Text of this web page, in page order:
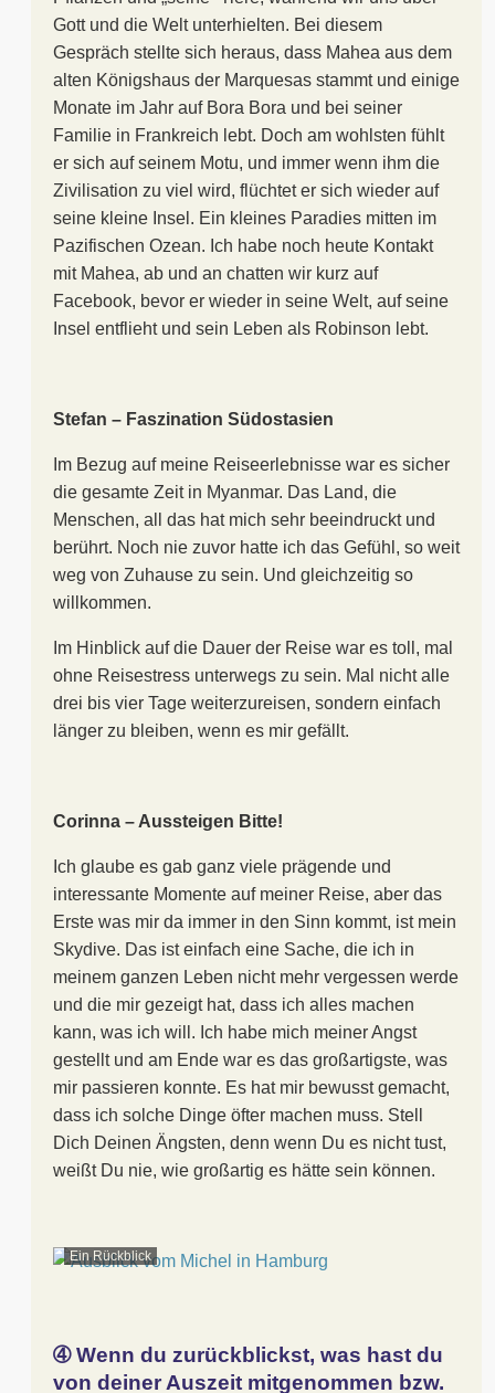
Gott und die Welt unterhielten. Bei diesem
Gespräch stellte sich heraus, dass Mahea aus dem
alten Königshaus der Marquesas stammt und einige
Monate im Jahr auf Bora Bora und bei seiner
Familie in Frankreich lebt. Doch am wohlsten fühlt
er sich auf seinem Motu, und immer wenn ihm die
Zivilisation zu viel wird, flüchtet er sich wieder auf
seine kleine Insel. Ein kleines Paradies mitten im
Pazifischen Ozean. Ich habe noch heute Kontakt
mit Mahea, ab und an chatten wir kurz auf
Facebook, bevor er wieder in seine Welt, auf seine
Insel entflieht und sein Leben als Robinson lebt.
Stefan – Faszination Südostasien
Im Bezug auf meine Reiseerlebnisse war es sicher
die gesamte Zeit in Myanmar. Das Land, die
Menschen, all das hat mich sehr beeindruckt und
berührt. Noch nie zuvor hatte ich das Gefühl, so weit
weg von Zuhause zu sein. Und gleichzeitig so
willkommen.
Im Hinblick auf die Dauer der Reise war es toll, mal
ohne Reisestress unterwegs zu sein. Mal nicht alle
drei bis vier Tage weiterzureisen, sondern einfach
länger zu bleiben, wenn es mir gefällt.
Corinna – Aussteigen Bitte!
Ich glaube es gab ganz viele prägende und
interessante Momente auf meiner Reise, aber das
Erste was mir da immer in den Sinn kommt, ist mein
Skydive. Das ist einfach eine Sache, die ich in
meinem ganzen Leben nicht mehr vergessen werde
und die mir gezeigt hat, dass ich alles machen
kann, was ich will. Ich habe mich meiner Angst
gestellt und am Ende war es das großartigste, was
mir passieren konnte. Es hat mir bewusst gemacht,
dass ich solche Dinge öfter machen muss. Stell
Dich Deinen Ängsten, denn wenn Du es nicht tust,
weißt Du nie, wie großartig es hätte sein können.
Ein Rückblick
➃ Wenn du zurückblickst, was hast du
von deiner Auszeit mitgenommen bzw.